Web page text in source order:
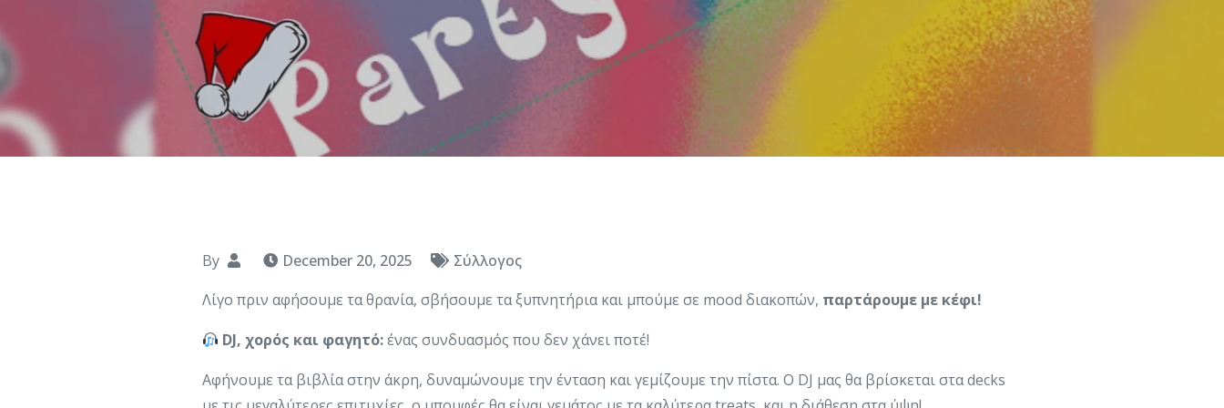
By December 20, 2025
Σύλλογος
Λίγο πριν αφήσουμε τα θρανία, σβήσουμε τα ξυπνητήρια και μπούμε σε mood διακοπών, παρτάρουμε με κέφι!
DJ, χορός και φαγητό:ένας συνδυασμός που δεν χάνει ποτέ!
Αφήνουμε τα βιβλία στην άκρη, δυναμώνουμε την ένταση και γεμίζουμε την πίστα. Ο DJ μας θα βρίσκεται στα decks